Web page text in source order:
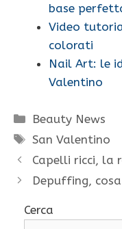
base
Video
colorati
Nail Art: le
Valentino
Categorie
Beauty News
Tag
San Valentino
Capelli ricci, la
Depuffing,
Cerca